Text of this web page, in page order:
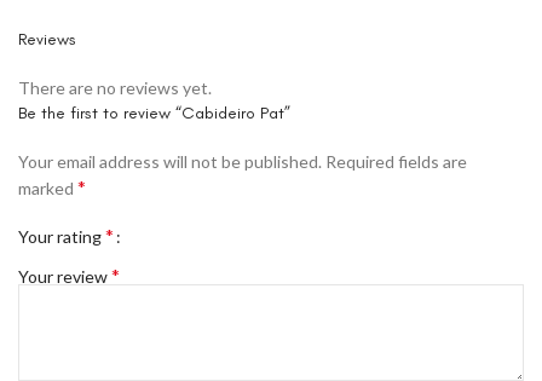
Reviews
There are no reviews yet.
Be the first to review “Cabideiro Pat”
Your email address will not be published. Required fields are
marked *
Your rating*
Your review*